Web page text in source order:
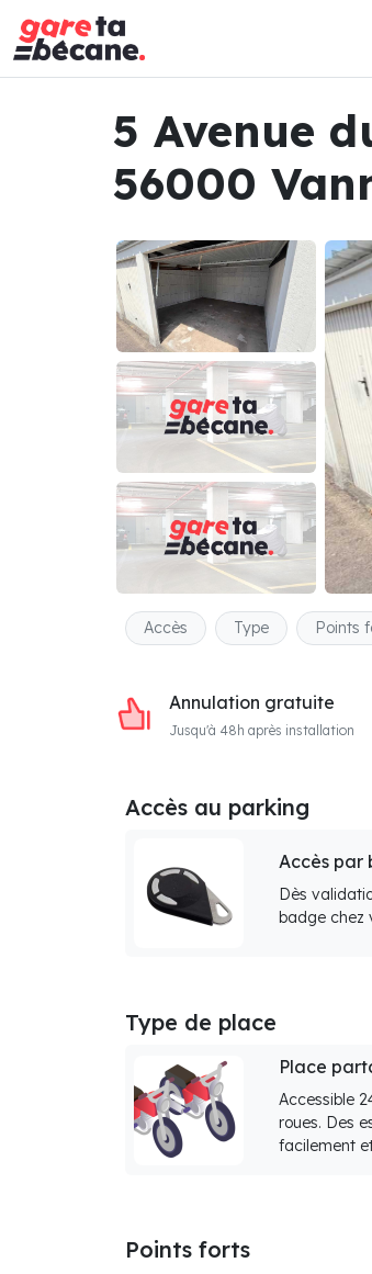
5 Avenue
56000
Accès Type Points
Annulation gratuite
Jusqu'à 48h après installation
Accès au parking
Accès par
Dès
badge chez
Type de place
Place
Accessible
roues. Des
facilement
Points forts